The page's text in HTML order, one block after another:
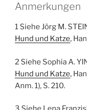
Anmerkungen
1 Siehe Jörg M.
Hund und Katze,
2 Siehe Sophia A.
Hund und Katze,
Anm. 1), S. 210.